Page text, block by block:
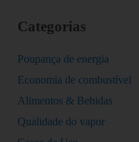
Categorias
Poupança de energia
Economia de combustível
Alimentos & Bebidas
Qualidade do vapor